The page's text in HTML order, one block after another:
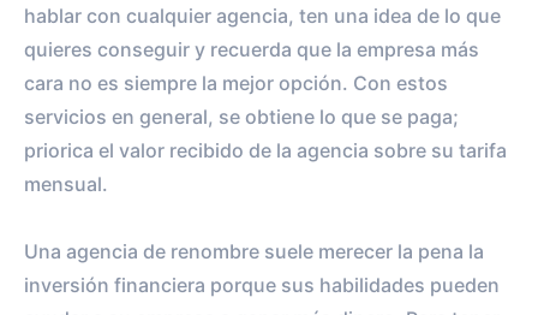
hablar con cualquier agencia, ten una idea de lo que
quieres conseguir y recuerda que la empresa más
cara no es siempre la mejor opción. Con estos
servicios en general, se obtiene lo que se paga;
priorica el valor recibido de la agencia sobre su tarifa
mensual.
Una agencia de renombre suele merecer la pena la
inversión financiera porque sus habilidades pueden